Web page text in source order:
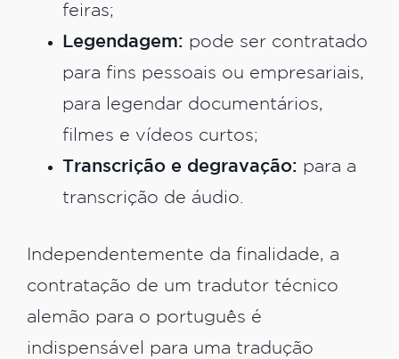
feiras;
Legendagem: pode ser contratado
para fins pessoais ou empresariais,
para legendar documentários,
filmes e vídeos curtos;
Transcrição e degravação: para a
transcrição de áudio.
Independentemente da finalidade, a
contratação de um tradutor técnico
alemão para o português é
indispensável para uma tradução